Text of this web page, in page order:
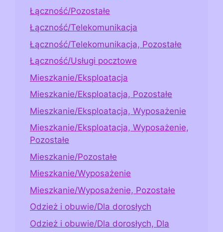
Łączność/Pozostałe
Łączność/Telekomunikacja
Łączność/Telekomunikacja, Pozostałe
Łączność/Usługi pocztowe
Mieszkanie/Eksploatacja
Mieszkanie/Eksploatacja, Pozostałe
Mieszkanie/Eksploatacja, Wyposażenie
Mieszkanie/Eksploatacja, Wyposażenie,
Pozostałe
Mieszkanie/Pozostałe
Mieszkanie/Wyposażenie
Mieszkanie/Wyposażenie, Pozostałe
Odzież i obuwie/Dla dorosłych
Odzież i obuwie/Dla dorosłych, Dla